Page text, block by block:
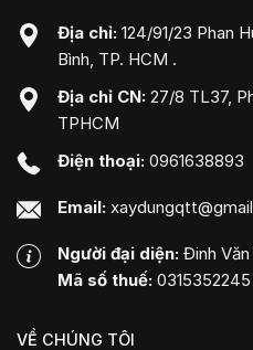
Địa chỉ: 124/91/23 Phan
Bình, TP. HCM .
Địa chỉ CN: 27/8 TL37,
TPHCM
Điện thoại: 0961638893
Email:
Người đại diện: Đinh Văn
Mã số thuế: 0315352245
VỀ CHÚNG TÔI